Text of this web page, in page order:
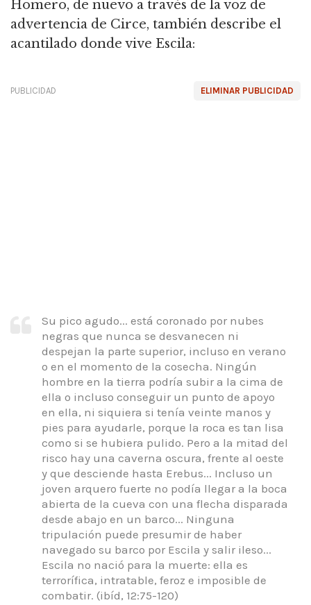
Homero, de nuevo a través de la voz de
advertencia de Circe, también describe el
acantilado donde vive Escila:
ELIMINAR PUBLICIDAD
PUBLICIDAD
Su pico agudo... está coronado por nubes
negras que nunca se desvanecen ni
despejan la parte superior, incluso en verano
o en el momento de la cosecha. Ningún
hombre en la tierra podría subir a la cima de
ella o incluso conseguir un punto de apoyo
en ella, ni siquiera si tenía veinte manos y
pies para ayudarle, porque la roca es tan lisa
como si se hubiera pulido. Pero a la mitad del
risco hay una caverna oscura, frente al oeste
y que desciende hasta Erebus... Incluso un
joven arquero fuerte no podía llegar a la boca
abierta de la cueva con una flecha disparada
desde abajo en un barco... Ninguna
tripulación puede presumir de haber
navegado su barco por Escila y salir ileso...
Escila no nació para la muerte: ella es
terrorífica, intratable, feroz e imposible de
combatir. (ibíd, 12:75-120)